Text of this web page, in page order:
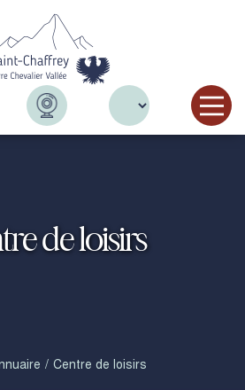
de loisirs
Centre de loisirs